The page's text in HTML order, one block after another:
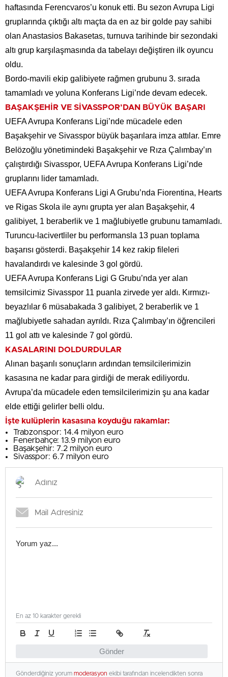
haftasında Ferencvaros’u konuk etti. Bu sezon Avrupa Ligi
gruplarında çıktığı altı maçta da en az bir golde pay sahibi
olan Anastasios Bakasetas, turnuva tarihinde bir sezondaki
altı grup karşılaşmasında da tabelayı değiştiren ilk oyuncu
oldu.
Bordo-mavili ekip galibiyete rağmen grubunu 3. sırada
tamamladı ve yoluna Konferans Ligi’nde devam edecek.
BAŞAKŞEHİR VE SİVASSPOR’DAN BÜYÜK BAŞARI
UEFA Avrupa Konferans Ligi’nde mücadele eden
Başakşehir ve Sivasspor büyük başarılara imza attılar. Emre
Belözoğlu yönetimindeki Başakşehir ve Rıza Çalımbay’ın
çalıştırdığı Sivasspor, UEFA Avrupa Konferans Ligi’nde
gruplarını lider tamamladı.
UEFA Avrupa Konferans Ligi A Grubu’nda Fiorentina, Hearts
ve Rigas Skola ile aynı grupta yer alan Başakşehir, 4
galibiyet, 1 beraberlik ve 1 mağlubiyetle grubunu tamamladı.
Turuncu-lacivertliler bu performansla 13 puan toplama
başarısı gösterdi. Başakşehir 14 kez rakip fileleri
havalandırdı ve kalesinde 3 gol gördü.
UEFA Avrupa Konferans Ligi G Grubu’nda yer alan
temsilcimiz Sivasspor 11 puanla zirvede yer aldı. Kırmızı-
beyazlılar 6 müsabakada 3 galibiyet, 2 beraberlik ve 1
mağlubiyetle sahadan ayrıldı. Rıza Çalımbay’ın öğrencileri
11 gol attı ve kalesinde 7 gol gördü.
KASALARINI DOLDURDULAR
Alınan başarılı sonuçların ardından temsilcilerimizin
kasasına ne kadar para girdiği de merak ediliyordu.
Avrupa’da mücadele eden temsilcilerimizin şu ana kadar
elde ettiği gelirler belli oldu.
İşte kulüplerin kasasına koyduğu rakamlar:
Trabzonspor: 14.4 milyon euro
Fenerbahçe: 13.9 milyon euro
Başakşehir: 7.2 milyon euro
Sivasspor: 6.7 milyon euro
Gönder
En az 10 karakter gerekli
Gönderdiğiniz yorum moderasyon ekibi tarafından incelendikten sonra